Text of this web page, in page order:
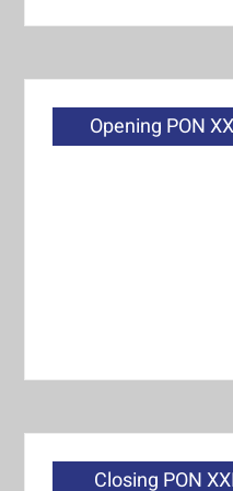
Opening PON
Closing PON